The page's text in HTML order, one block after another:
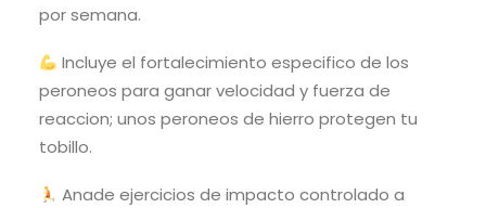
por semana.
Incluye el fortalecimiento especifico de los
peroneos para ganar velocidad y fuerza de
reaccion; unos peroneos de hierro protegen tu
tobillo.
Anade ejercicios de impacto controlado a